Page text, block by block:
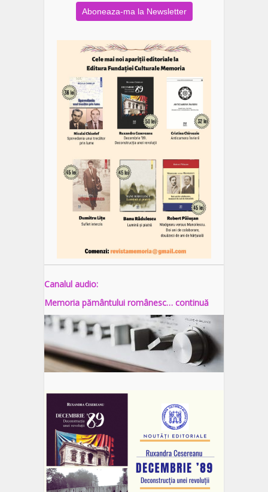
Canalul audio:
Memoria pământului românesc… continuă